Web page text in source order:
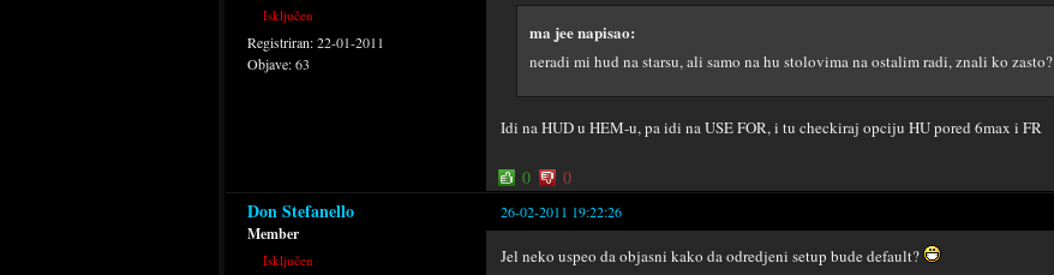
Isključen
Registriran:22-01-2011
Objave:63
ma jee napisao:
neradi mi hud na starsu, ali samo na hu stolovima na ostalim radi, znali ko zasto?
Idi na HUD u HEM-u, pa idi na USE FOR, i tu checkiraj opciju HU pored 6max i FR
0 0
Don Stefanello 26-02-2011 19:22:26
Member
Isključen
Jel neko uspeo da objasni kako da odredjeni setup bude default?